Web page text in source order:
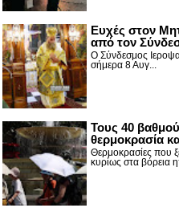
Ευχές στον
από τον
Ο Σύνδεσμος
σήμερα 8 Αυγ...
Τους 40
θερμοκρασία
Θερμοκρασίες που
κυρίως στα βόρεια